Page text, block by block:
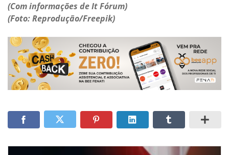
(Com informações de It Fórum)
(Foto: Reprodução/Freepik)